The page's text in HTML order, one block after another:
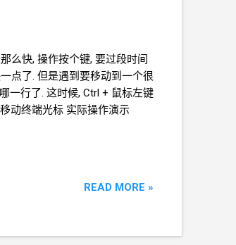
么快, 操作按个键, 要过段时间
点了. 但是遇到要移动到一个很
一行了. 这时候, Ctrl + 鼠标左键
动终端光标 实际操作演示
READ MORE »